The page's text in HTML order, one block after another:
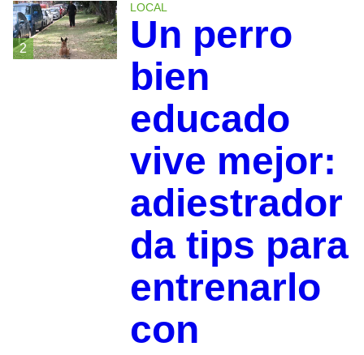
2
LOCAL
Un perro
bien
educado
vive mejor:
adiestrador
da tips para
entrenarlo
con